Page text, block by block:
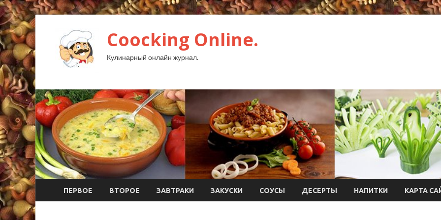
Coocking Online.
Кулинарный онлайн журнал.
ПЕРВОЕ ВТОРОЕ ЗАВТРАКИ ЗАКУСКИ СОУСЫ ДЕСЕРТЫ НАПИТКИ КАРТА